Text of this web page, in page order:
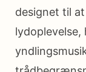
designet til
lydoplevelse,